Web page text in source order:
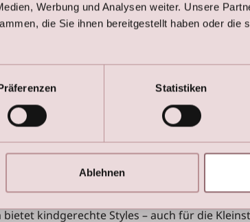
Werbung und Analysen weiter. Unsere
die Sie ihnen bereitgestellt haben oder die
Statistiken
Ablehnen
Kinder Kleid mit V-Auschnitt (Creme)
€ 79,00
€
Stars ganz groß!
Anblick auf jeder Hochzeit:
kindgerechte Styles – auch für die